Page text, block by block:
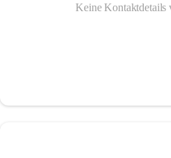
Keine Kontaktdetails